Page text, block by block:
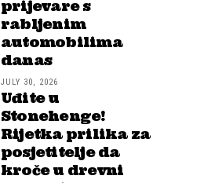
prijevare s
rabljenim
automobilima
danas
JULY 30, 2026
Uđite u
Stonehenge!
Rijetka prilika za
posjetitelje da
kroče u drevni